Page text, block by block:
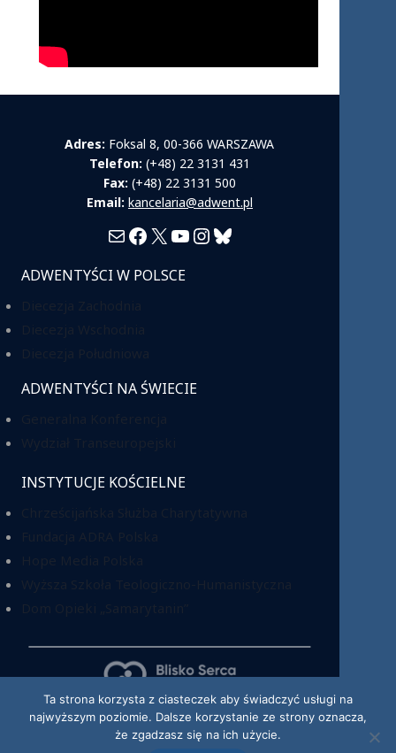
Adres: Foksal 8, 00-366 WARSZAWA
Telefon: (+48) 22 3131 431
Fax: (+48) 22 3131 500
Email: kancelaria@adwent.pl
MailFacebook
X YouTube
Instagram
Bluesky
ADWENTYŚCI W POLSCE
ADWENTYŚCI NA ŚWIECIE
INSTYTUCJE KOŚCIELNE
KRS: 0000220518
Ta strona korzysta z ciasteczek aby świadczyć usługi na
najwyższym poziomie. Dalsze korzystanie ze strony oznacza,
że zgadzasz się na ich użycie.